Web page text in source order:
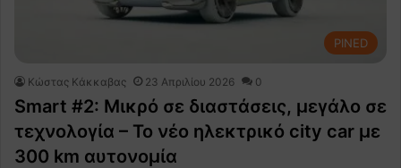
PINED
Κώστας Κάκκαβας 23 Απριλίου 2026 0
Smart #2: Μικρό σε διαστάσεις, μεγάλο σε
τεχνολογία – Το νέο ηλεκτρικό city car με
300 km αυτονομία